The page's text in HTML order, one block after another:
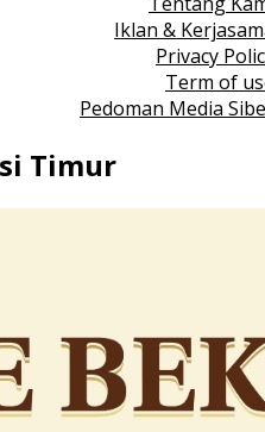
Iklan &
Privacy
Term of
Pedoman Media
Timur